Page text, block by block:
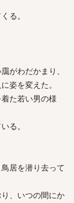
る。
がわだかまり、
姿を変えた。
た若い男の様
る。
居を潜り去って
、いつの間にか